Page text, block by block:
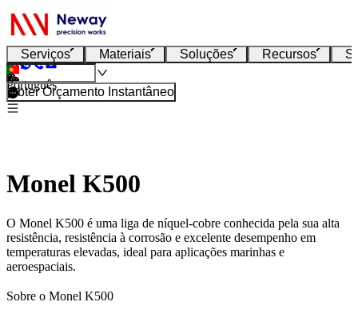
Serviços Materiais Soluções Recursos
Português
Obter Orçamento Instantâneo
Monel K500
O Monel K500 é uma liga de níquel-cobre conhecida pela sua alta
resistência, resistência à corrosão e excelente desempenho em
temperaturas elevadas, ideal para aplicações marinhas e
aeroespaciais.
Sobre o Monel K500